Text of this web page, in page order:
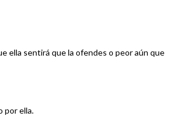
ella sentirá que la ofendes o peor aún que
por ella.